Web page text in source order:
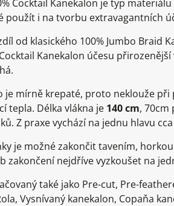
Cocktail Kanekalon je typ
použít i na tvorbu extravagantních
od klasického 100% Jumbo Braid
Kanekalon účesu
je mírně krepaté, proto neklouže
tepla. Délka vlákna je 140 cm,
Z praxe vychází na jednu hlavu
je možné zakončit tavením,
zakončení nejdříve vyzkoušet na
také jako Pre-cut, Pre-
Vysnívaný kanekalon, Copaňa